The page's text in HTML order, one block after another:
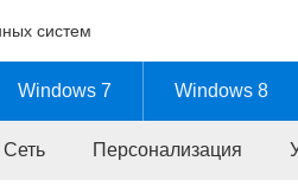
систем
Windows 7 Windows 8
Сеть Персонализация